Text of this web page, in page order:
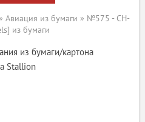
» Авиация из бумаги » №575 - CH-
из бумаги
из бумаги/картона
Stallion